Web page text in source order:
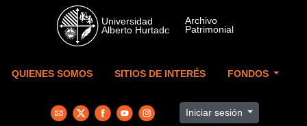
Skip to main content
QUIENES SOMOS SITIOS DE INTERÉS FONDOS
Iniciar sesión